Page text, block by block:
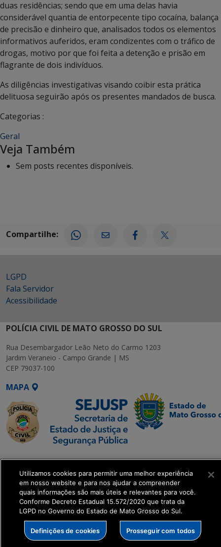
duas residências; sendo que em uma delas havia
considerável quantia de entorpecente tipo cocaína, balança
de precisão e dinheiro que, analisados todos os elementos
informativos auferidos, eram condizentes com o tráfico de
drogas, motivo por que foi feita a detenção e prisão em
flagrante de dois indivíduos.
As diligências investigativas visando coibir esta prática
delituosa seguirão após os presentes mandados de busca.
Categorias :
Geral
Veja Também
Sem posts recentes disponíveis.
Compartilhe:
LGPD
Fala Servidor
Acessibilidade
POLÍCIA CIVIL DE MATO GROSSO DO SUL
Rua Desembargador Leão Neto do Carmo 1203
Jardim Veraneio - Campo Grande | MS
CEP 79037-100
MAPA
SETDIG | Secretaria-
Executiva de
Transformação Digital
get_footer();
Utilizamos cookies para permitir uma melhor experiência
em nosso website e para nos ajudar a compreender
quais informações são mais úteis e relevantes para você.
Conforme Decreto Estadual 15.572/2020 que trata da
LGPD no Governo do Estado de Mato Grosso do Sul.
Definições de cookies Prosseguir com todos